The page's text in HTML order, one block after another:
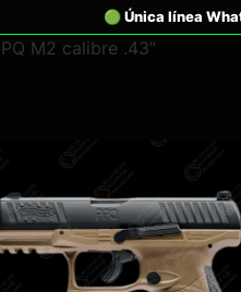
M2 calibre .43”